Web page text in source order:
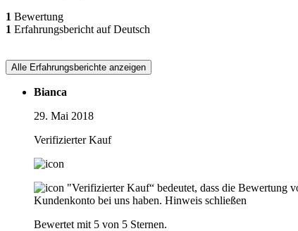
1 Bewertung
1 Erfahrungsbericht auf Deutsch
Alle Erfahrungsberichte anzeigen
Bianca
29. Mai 2018
Verifizierter Kauf
"Verifizierter Kauf“ bedeutet, dass die Bewertung
Kundenkonto bei uns haben. Hinweis schließen
Bewertet mit 5 von 5 Sternen.